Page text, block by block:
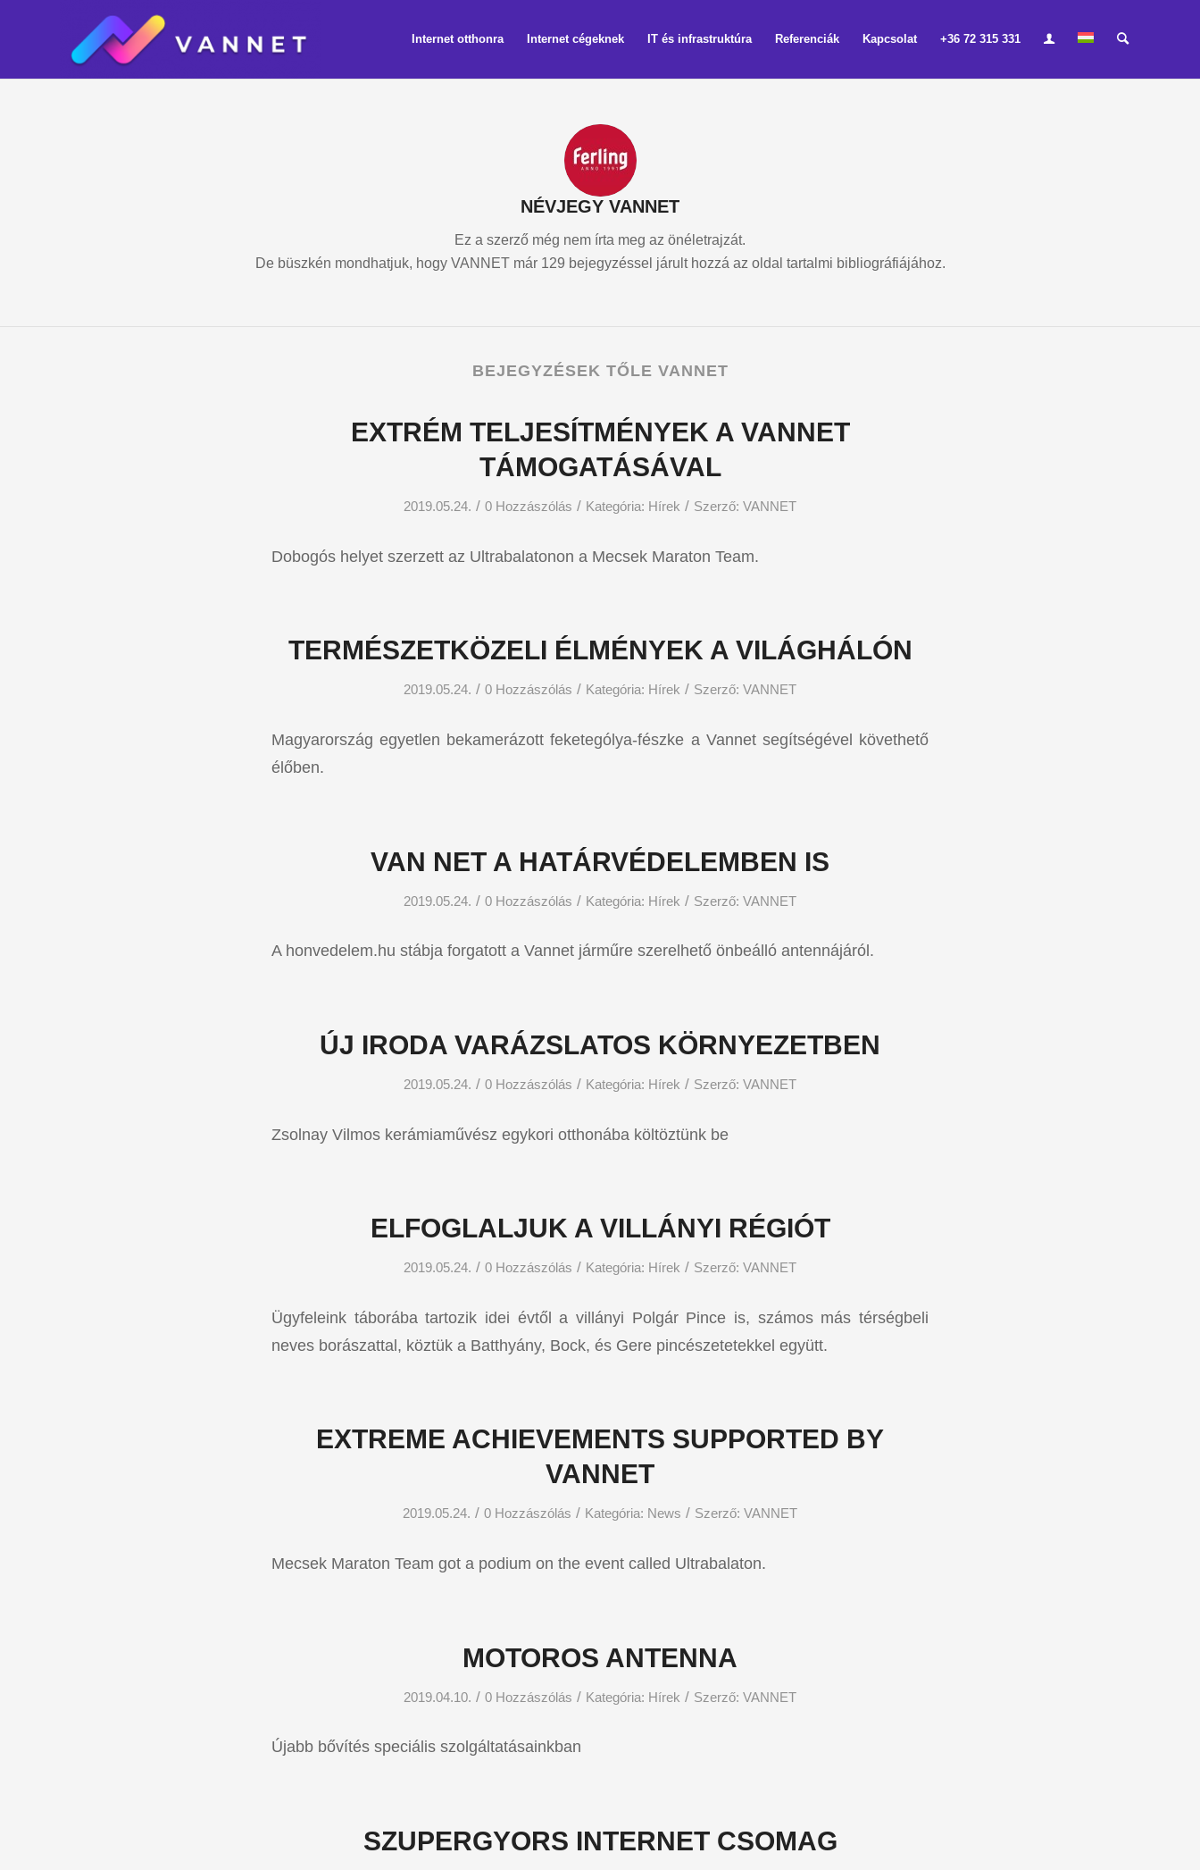
Internet otthonra Internet cégeknek IT és infrastruktúra Referenciák Kapcsolat +36 72 315 331
NÉVJEGY VANNET
Ez a szerző még nem írta meg az önéletrajzát.
De büszkén mondhatjuk, hogy VANNETmár 129 bejegyzéssel járult hozzá az oldal tartalmi bibliográfiájához.
BEJEGYZÉSEK TŐLE VANNET
EXTRÉM TELJESÍTMÉNYEK A VANNET
TÁMOGATÁSÁVAL
2019.05.24. / 0 Hozzászólás / Kategória: Hírek / Szerző: VANNET
Dobogós helyet szerzett az Ultrabalatonon a Mecsek Maraton Team.
TERMÉSZETKÖZELI ÉLMÉNYEK A VILÁGHÁLÓN
2019.05.24. / 0 Hozzászólás / Kategória: Hírek / Szerző: VANNET
Magyarország egyetlen bekamerázott feketególya-fészke a Vannet segítségével követhető
élőben.
VAN NET A HATÁRVÉDELEMBEN IS
2019.05.24. / 0 Hozzászólás / Kategória: Hírek / Szerző: VANNET
A honvedelem.hu stábja forgatott a Vannet járműre szerelhető önbeálló antennájáról.
ÚJ IRODA VARÁZSLATOS KÖRNYEZETBEN
2019.05.24. / 0 Hozzászólás / Kategória: Hírek / Szerző: VANNET
Zsolnay Vilmos kerámiaművész egykori otthonába költöztünk be
ELFOGLALJUK A VILLÁNYI RÉGIÓT
2019.05.24. / 0 Hozzászólás / Kategória: Hírek / Szerző: VANNET
Ügyfeleink táborába tartozik idei évtől a villányi Polgár Pince is, számos más térségbeli
neves borászattal, köztük a Batthyány, Bock, és Gere pincészetetekkel együtt.
EXTREME ACHIEVEMENTS SUPPORTED BY
VANNET
2019.05.24. / 0 Hozzászólás / Kategória: News / Szerző: VANNET
Mecsek Maraton Team got a podium on the event called Ultrabalaton.
MOTOROS ANTENNA
2019.04.10. / 0 Hozzászólás / Kategória: Hírek / Szerző: VANNET
Újabb bővítés speciális szolgáltatásainkban
SZUPERGYORS INTERNET CSOMAG